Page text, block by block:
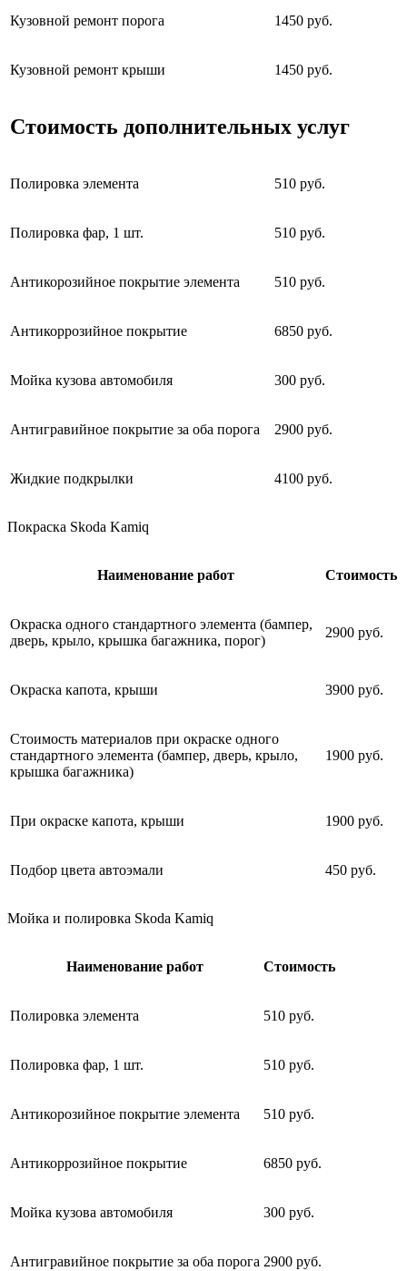
Кузовной ремонт порога 1450 руб.
Кузовной ремонт крыши 1450 руб.
Стоимость дополнительных услуг
Полировка элемента 510 руб.
Полировка фар, 1 шт. 510 руб.
Антикорозийное покрытие элемента 510 руб.
Антикоррозийное покрытие 6850 руб.
Мойка кузова автомобиля 300 руб.
Антигравийное покрытие за оба порога 2900 руб.
Жидкие подкрылки 4100 руб.
Покраска Skoda Kamiq
Наименование работ Стоимость
Окраска одного стандартного элемента (бампер,
дверь, крыло, крышка багажника, порог)
2900 руб.
Окраска капота, крыши 3900 руб.
Стоимость материалов при окраске одного
стандартного элемента (бампер, дверь, крыло,
крышка багажника)
1900 руб.
При окраске капота, крыши 1900 руб.
Подбор цвета автоэмали 450 руб.
Мойка и полировка Skoda Kamiq
Наименование работ Стоимость
Полировка элемента 510 руб.
Полировка фар, 1 шт. 510 руб.
Антикорозийное покрытие элемента 510 руб.
Антикоррозийное покрытие 6850 руб.
Мойка кузова автомобиля 300 руб.
Антигравийное покрытие за оба порога 2900 руб.